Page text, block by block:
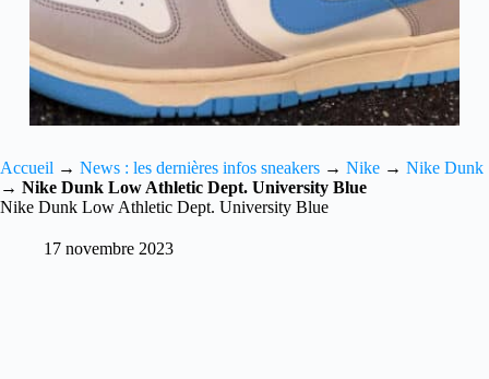
Accueil → News : les dernières infos sneakers → Nike → Nike Dunk
→ Nike Dunk Low Athletic Dept. University Blue
Nike Dunk Low Athletic Dept. University Blue
17 novembre 2023